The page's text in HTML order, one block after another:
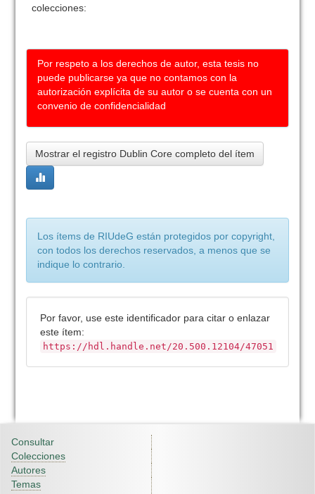
colecciones:
Por respeto a los derechos de autor, esta tesis no
puede publicarse ya que no contamos con la
autorización explícita de su autor o se cuenta con un
convenio de confidencialidad
Mostrar el registro Dublin Core completo del ítem
Los ítems de RIUdeG están protegidos por copyright,
con todos los derechos reservados, a menos que se
indique lo contrario.
Por favor, use este identificador para citar o enlazar
este ítem:
https://hdl.handle.net/20.500.12104/47051
Consultar
Colecciones
Autores
Temas